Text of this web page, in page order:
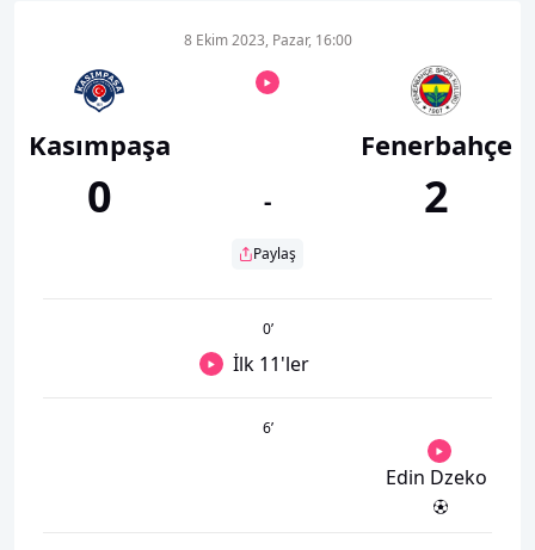
Kasımpaşa
0
8 Ekim 2023, Pazar, 16:00
-
Paylaş
Fenerbahçe
2
0’
İlk 11'ler
6’
Edin Dzeko